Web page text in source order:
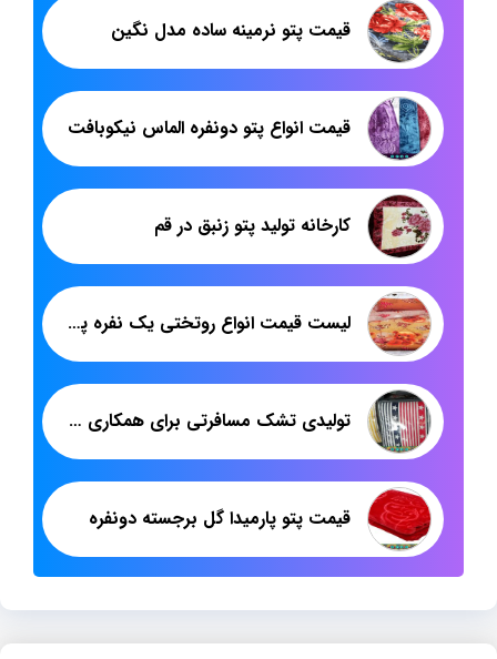
قیمت پتو نرمینه ساده مدل نگین
قیمت انواع پتو دونفره الماس نیکوبافت
کارخانه تولید پتو زنبق در قم
لیست قیمت انواع روتختی یک نفره پلی استر
تولیدی تشک مسافرتی برای همکاری در بازار مشهد
قیمت پتو پارمیدا گل برجسته دونفره